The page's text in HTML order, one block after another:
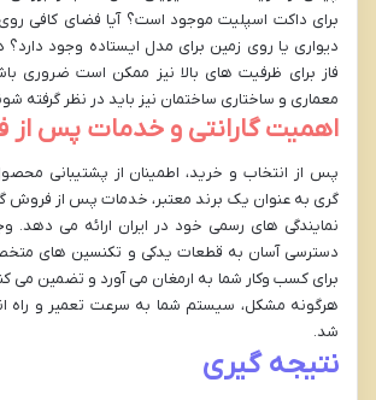
برای داکت اسپلیت موجود است؟ آیا فضای کافی روی
دیواری یا روی زمین برای مدل ایستاده وجود
فاز برای ظرفیت های بالا نیز ممکن است ضروری
معماری و ساختاری ساختمان نیز باید در نظر گرفته
اهمیت گارانتی و خدمات پس از
پس از انتخاب و خرید، اطمینان از پشتیبانی
گری به عنوان یک برند معتبر، خدمات پس از فروش
نمایندگی های رسمی خود در ایران ارائه می دهد.
دسترسی آسان به قطعات یدکی و تکنسین های
برای کسب وکار شما به ارمغان می آورد و تضمین می
هرگونه مشکل، سیستم شما به سرعت تعمیر و راه
شد.
نتیجه گیری